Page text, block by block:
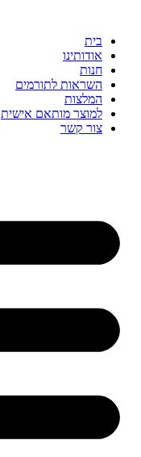
בית
אודותינו
חנות
השראות לתורמים
המלצות
למוצר מותאם אישית
צור קשר